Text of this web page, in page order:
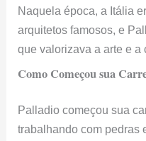
Naquela época, a Itália
arquitetos famosos, e
que valorizava a arte e a
Como Começou sua
Palladio começou sua
trabalhando com pedras